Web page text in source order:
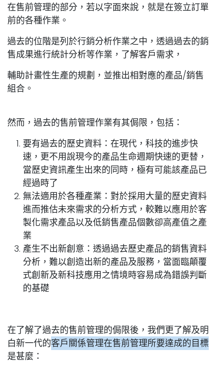
在售前管理的部分，若以字面來說，就是在簽立訂單
前的各種作業。
過去的位階是列於行銷分析作業之中，透過過去的銷
售成果進行統計分析等作業，了解客戶需求，
輔助計畫性生產的規劃，並推出相對應的產品/銷售
組合。
然而，過去的售前管理作業有其侷限，包括：
要有過去的歷史資料：在現代，科技的進步快
速，更不用說現今的產品生命週期快速的更替，
當歷史資訊產生出來的同時，極有可能該產品已
經過時了
無法適用於各種產業：對於採用大量的歷史資料
進而推估未來需求的分析方式，較難以應用於客
製化需求產品以及低銷售產品個數卻高產值之產
業
產生不出新創意：透過過去歷史產品的銷售資料
分析，難以創造出新的產品及服務，當面臨顛覆
式創新及新科技應用之情境時容易成為錯誤判斷
的基礎
在了解了過去的售前管理的侷限後，我們更了解及明
白新一代的客戶關係管理在售前管理所要達成的目標
是甚麼：